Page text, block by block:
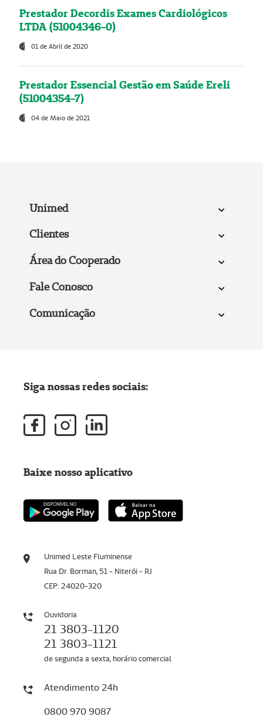
Prestador Decordis Exames Cardiológicos
LTDA (51004346-0)
01 de Abril de 2020
Prestador Essencial Gestão em Saúde Ereli
(51004354-7)
04 de Maio de 2021
Unimed
Clientes
Área do Cooperado
Fale Conosco
Comunicação
Unimed Leste Fluminense
Rua Dr. Borman, 51 - Niterói - RJ
CEP: 24020-320
Ouvidoria
21 3803-1120
21 3803-1121
de segunda a sexta, horário comercial
Atendimento 24h
0800 970 9087
Siga nossas redes sociais:
Baixe nosso aplicativo